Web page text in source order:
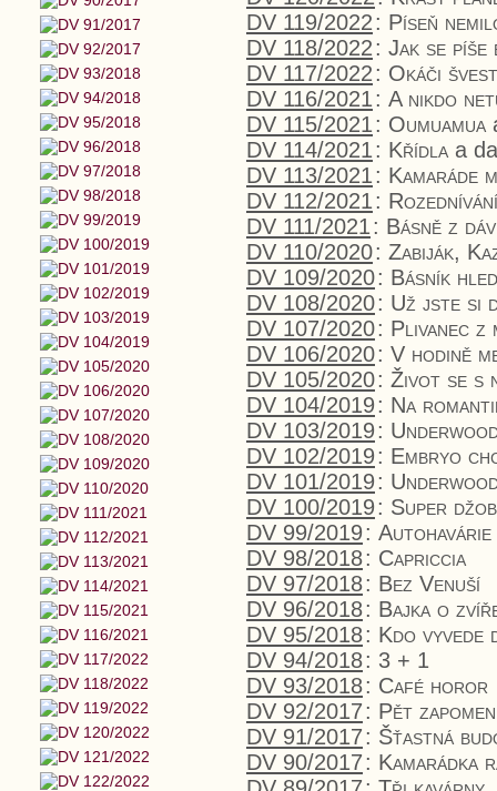
DV 119/2022: Píseň
DV 118/2022: Jak se píše
DV 117/2022: Okáči
DV 116/2021: A nikdo
DV 115/2021: Oumuamua
DV 114/2021: Křídla a
DV 113/2021: Kamaráde
DV 112/2021: Rozednívání
DV 111/2021: Básně z
DV 110/2020: Zabiják,
DV 109/2020: Básník
DV 108/2020: Už jste si
DV 107/2020: Plivanec z
DV 106/2020: V hodině
DV 105/2020: Život se s
DV 104/2019: Na
DV 103/2019:
DV 102/2019: Embryo
DV 101/2019:
DV 100/2019: Super džob
DV 99/2019: Autohavárie
DV 98/2018: Capriccia
DV 97/2018: Bez Venuší
DV 96/2018: Bajka o
DV 95/2018: Kdo vyvede
DV 94/2018: 3 + 1
DV 93/2018: Café horor
DV 92/2017: Pět
DV 91/2017: Šťastná
DV 90/2017: Kamarádka